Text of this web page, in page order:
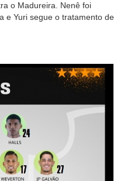
o Madureira. Nenê foi
e Yuri segue o tratamento de